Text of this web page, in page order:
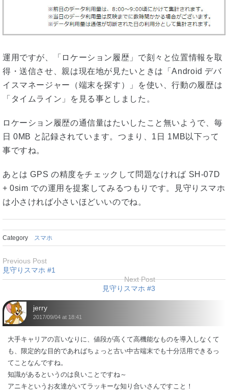
運用ですが、「ロケーション履歴」で刻々と位置情報を取
得・送信させ、親は現在地が見たいときは「Android デバ
イスマネージャー（端末を探す）」を使い、行動の履歴は
「タイムライン」を見る事としました。
ロケーション履歴の通信量はたいしたこと無いようで、毎
日 0MB と記録されています。つまり、1日 1MB以下って
事ですね。
あとは GPS の精度をチェックして問題なければ SH-07D
+ 0sim での運用を提案してみるつもりです。見守りスマホ
は小さければ小さいほどいいのでね。
Category スマホ
Previous Post
見守りスマホ #1
Next Post
見守りスマホ #3
jerry
2017/09/04 at 18:41
大手キャリアの言いなりに、値段が高くて高機能なものを導入しなくて
も、限定的な目的であればちょっと古い中古端末でも十分活用できるっ
てことなんですね。
知識があるというのは良いことですね～
アニキというお友達がいてラッキーな知り合いさんですこと！